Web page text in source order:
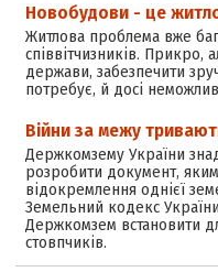
Новобудови - це
Житлова проблема вже
співвітчизників. Прикро,
держави, забезпечити
потребує, й досі
Війни за межу
Держкомзему України
розробити документ,
відокремлення однієї
Земельний кодекс
Держкомзем встановити
стовпчиків.